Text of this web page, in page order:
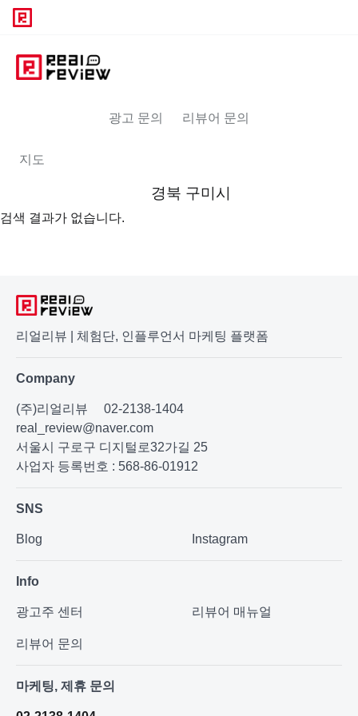
광고 문의 리뷰어 문의
지도
경북 구미시
검색 결과가 없습니다.
리얼리뷰 | 체험단, 인플루언서 마케팅 플랫폼
Company
(주)리얼리뷰
02-2138-1404
real_review@naver.com
서울시 구로구 디지털로32가길 25
사업자 등록번호 : 568-86-01912
SNS
Blog Instagram
Info
광고주 센터 리뷰어 매뉴얼
리뷰어 문의
마케팅, 제휴 문의